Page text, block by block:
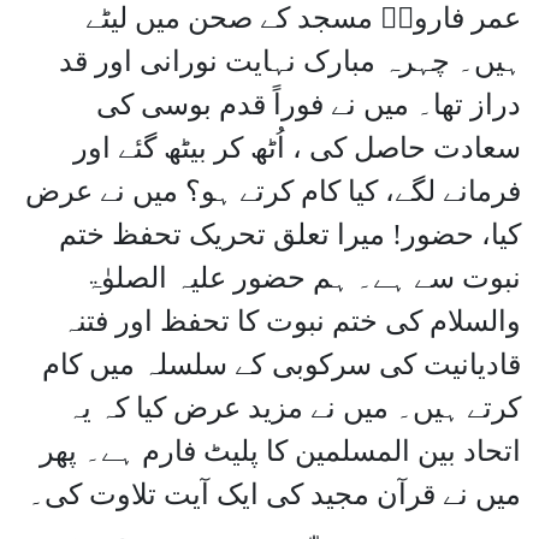
عمر فاروقؓ مسجد کے صحن میں لیٹے
ہیں۔ چہرہ مبارک نہایت نورانی اور قد
دراز تھا۔ میں نے فوراً قدم بوسی کی
سعادت حاصل کی ، اُٹھ کر بیٹھ گئے اور
فرمانے لگے، کیا کام کرتے ہو؟ میں نے عرض
کیا، حضور! میرا تعلق تحریک تحفظ ختم
نبوت سے ہے۔ ہم حضور علیہ الصلوٰۃ
والسلام کی ختم نبوت کا تحفظ اور فتنہ
قادیانیت کی سرکوبی کے سلسلہ میں کام
کرتے ہیں۔ میں نے مزید عرض کیا کہ یہ
اتحاد بین المسلمین کا پلیٹ فارم ہے۔ پھر
میں نے قرآن مجید کی ایک آیت تلاوت کی۔